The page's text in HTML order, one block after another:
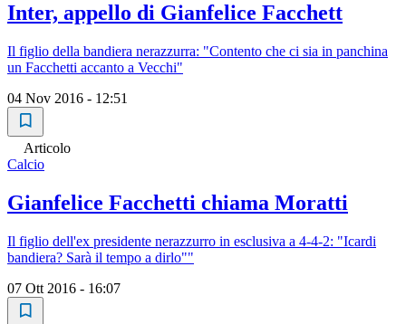
Inter, appello di Gianfelice Facchett
Il figlio della bandiera nerazzurra: "Contento che ci sia in panchina
un Facchetti accanto a Vecchi"
04 Nov 2016 - 12:51
Articolo
Calcio
Gianfelice Facchetti chiama Moratti
Il figlio dell'ex presidente nerazzurro in esclusiva a 4-4-2: "Icardi
bandiera? Sarà il tempo a dirlo""
07 Ott 2016 - 16:07